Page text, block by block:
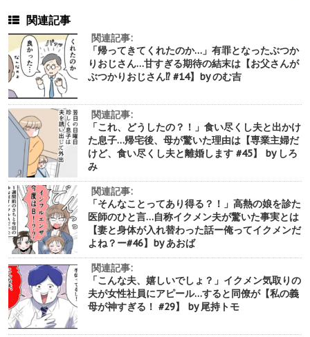
関連記事
関連記事:
「帰ってきてくれたのか…」有罪となったぶつか
りおじさん…甘すぎる期待の結末は【お父さんが
ぶつかりおじさん⁉︎ #14】by のむ吉
関連記事:
「これ、どうしたの？！」食い尽くし夫と出かけ
た息子…帰宅後、母が驚いた理由は【専業主婦だ
けど、食い尽くし夫と離婚します #45】 by しろ
み
関連記事:
「そんなことってあり得る？！」高熱の娘を診た
医師のひと言…自称イクメン夫が驚いた事実とは
【妻と身体が入れ替わった話ー俺ってイクメンだ
よね？ー#46】by あおば
関連記事:
「こんな夫、嬉しいでしょ？」イクメン気取りの
夫が女性社員にアピール…すると同僚が【私の義
母が神すぎる！ #29】 by 尾持トモ